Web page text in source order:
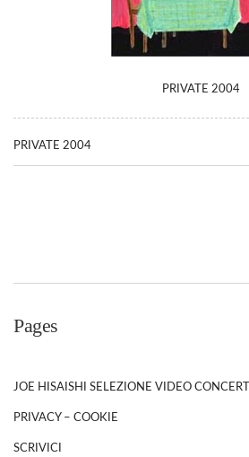
PRIVATE 2004
PRIVATE 2004
Pages
JOE HISAISHI SELEZIONE VIDEO CONCERTI
PRIVACY – COOKIE
SCRIVICI